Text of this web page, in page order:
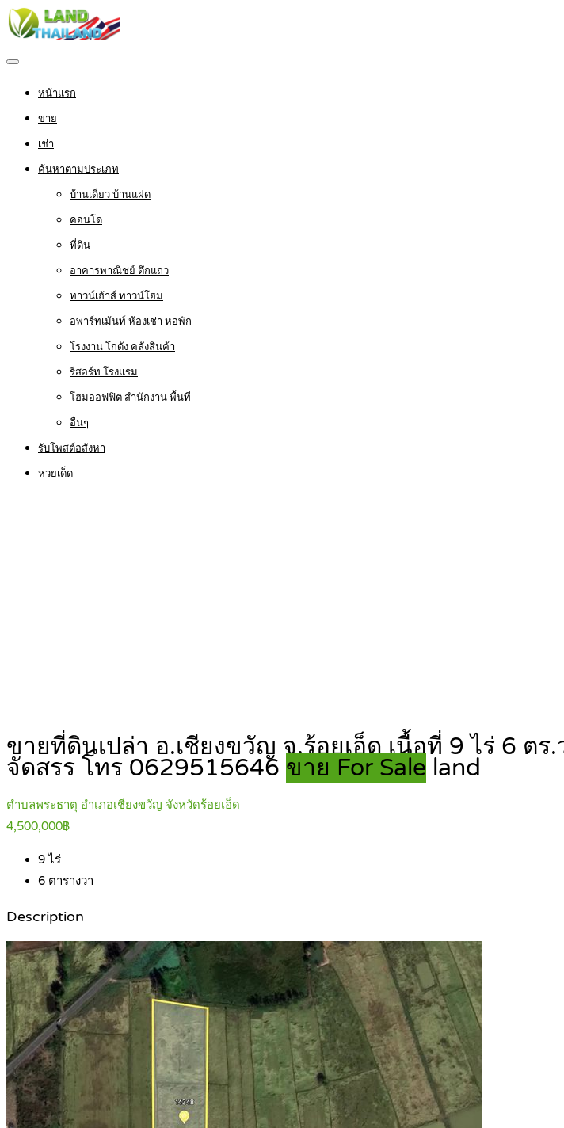
หน้าแรก
ขาย
เช่า
ค้นหาตามประเภท
บ้านเดี่ยว บ้านแฝด
คอนโด
ที่ดิน
อาคารพาณิชย์ ตึกแถว
ทาวน์เฮ้าส์ ทาวน์โฮม
อพาร์ทเม้นท์ ห้องเช่า หอพัก
โรงงาน โกดัง คลังสินค้า
รีสอร์ท โรงแรม
โฮมออฟฟิต สำนักงาน พื้นที่
อื่นๆ
รับโพสต์อสังหา
หวยเด็ด
ขายที่ดินเปล่า อ.เชียงขวัญ จ.ร้อยเอ็ด เนื้อที่ 9 ไร่ 6 ต
จัดสรร โทร 0629515646 ขาย For Sale land
ตำบลพระธาตุ อำเภอเชียงขวัญ จังหวัดร้อยเอ็ด
4,500,000฿
9ไร่
6 ตารางวา
Description